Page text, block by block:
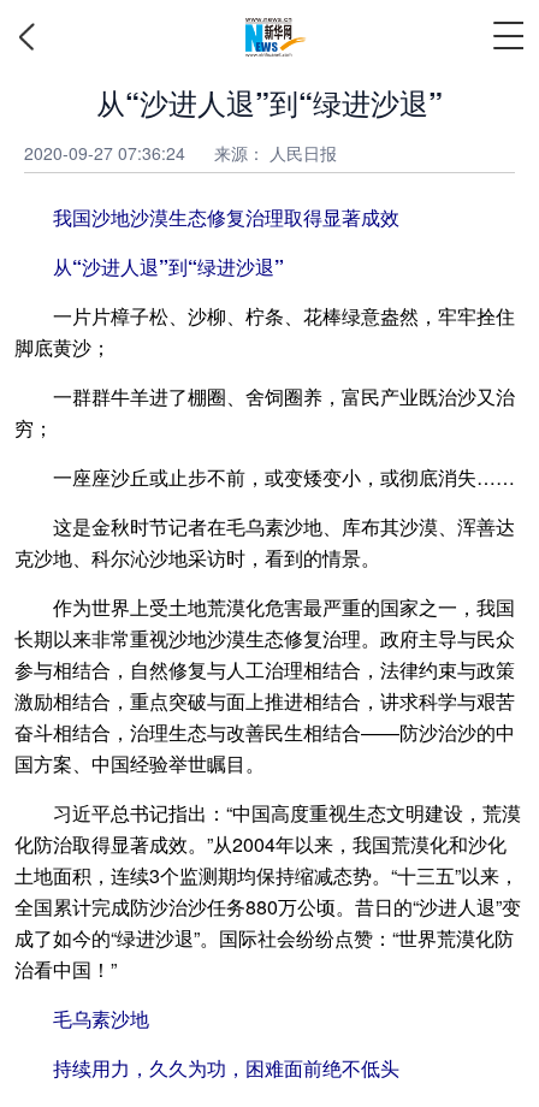
从“沙进人退”到“绿进沙退”
2020-09-27 07:36:24 来源： 人民日报
我国沙地沙漠生态修复治理取得显著成效
从“沙进人退”到“绿进沙退”
一片片樟子松、沙柳、柠条、花棒绿意盎然，牢牢拴住
脚底黄沙；
一群群牛羊进了棚圈、舍饲圈养，富民产业既治沙又治
穷；
一座座沙丘或止步不前，或变矮变小，或彻底消失……
这是金秋时节记者在毛乌素沙地、库布其沙漠、浑善达
克沙地、科尔沁沙地采访时，看到的情景。
作为世界上受土地荒漠化危害最严重的国家之一，我国
长期以来非常重视沙地沙漠生态修复治理。政府主导与民众
参与相结合，自然修复与人工治理相结合，法律约束与政策
激励相结合，重点突破与面上推进相结合，讲求科学与艰苦
奋斗相结合，治理生态与改善民生相结合——防沙治沙的中
国方案、中国经验举世瞩目。
习近平总书记指出：“中国高度重视生态文明建设，荒漠
化防治取得显著成效。”从2004年以来，我国荒漠化和沙化
土地面积，连续3个监测期均保持缩减态势。“十三五”以来，
全国累计完成防沙治沙任务880万公顷。昔日的“沙进人退”变
成了如今的“绿进沙退”。国际社会纷纷点赞：“世界荒漠化防
治看中国！”
毛乌素沙地
持续用力，久久为功，困难面前绝不低头